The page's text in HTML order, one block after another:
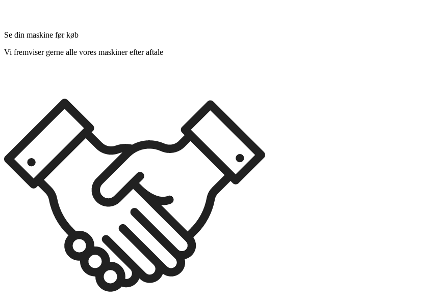
Se din maskine før køb
Vi fremviser gerne alle vores maskiner efter aftale